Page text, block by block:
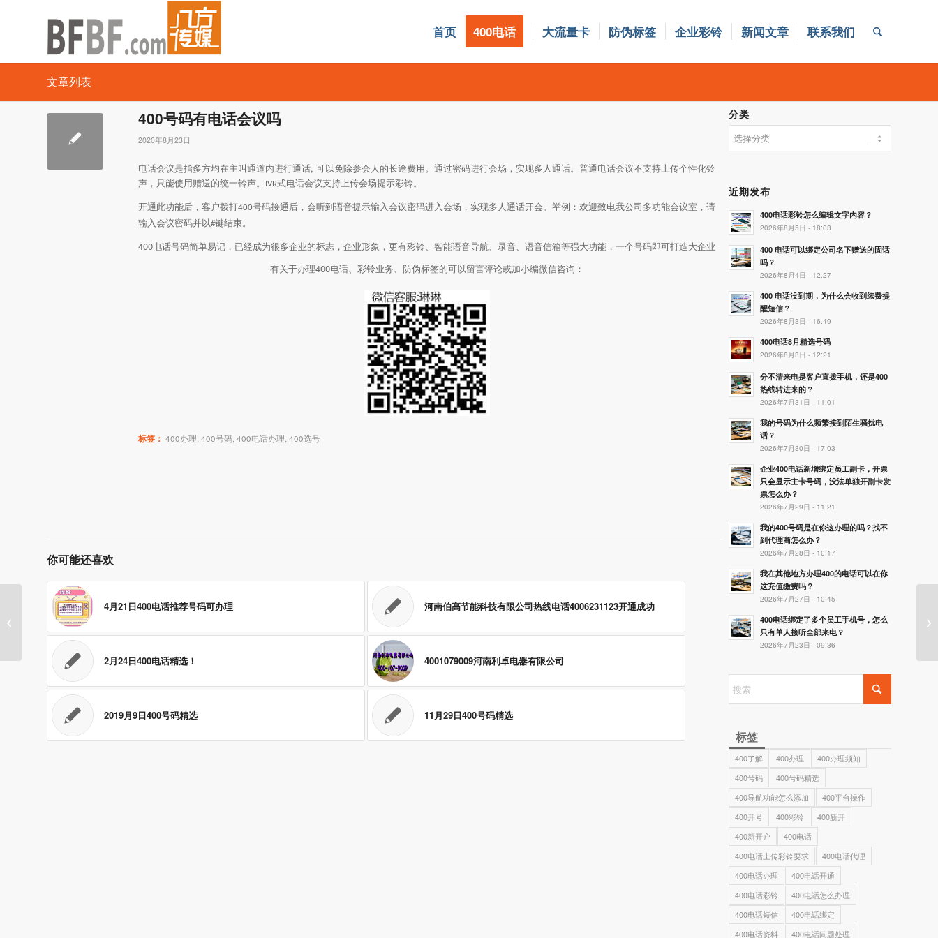
首页 400电话 大流量卡 防伪标签 企业彩铃 新闻文章 联系我们
文章列表
400号码有电话会议吗
2020年8月23日
电话会议是指多方均在主叫通道内进行通话, 可以免除参会人的长途费用。通过密码进行会场，实现多人通话。普通电话会议不支持上传个性化铃
声，只能使用赠送的统一铃声。
IVR式电话会议支持上传会场提示彩铃。
开通此功能后，客户拨打400号码接通后，会听到语音提示输入会议密码进入会场，实现多人通话开会。举例：欢迎致电我公司多功能会议室，请
输入会议密码并以#键结束。
400电话号码简单易记，已经成为很多企业的标志，企业形象，更有彩铃、智能语音导航、录音、语音信箱等强大功能，一个号码即可打造大企业
有关于办理400电话、彩铃业务、防伪标签的可以留言评论或加小编微信咨询：
标签： 400办理,400号码,400电话办理,400选号
你可能还喜欢
4月21日400电话推荐号码可办理 河南伯高节能科技有限公司热线电话4006231123开通成功
2月24日400电话精选！ 4001079009河南利卓电器有限公司
2019月9日400号码精选 11月29日400号码精选
分类
类
近期发布
400电话彩铃怎么编辑文字内容？
2026年8月5日 - 18:03
400 电话可以绑定公司名下赠送的固话
吗？
2026年8月4日 - 12:27
400 电话没到期，为什么会收到续费提
醒短信？
2026年8月3日 - 16:49
400电话8月精选号码
2026年8月3日 - 12:21
分不清来电是客户直拨手机，还是400
热线转进来的？
2026年7月31日 - 11:01
我的号码为什么频繁接到陌生骚扰电
话？
2026年7月30日 - 17:03
企业400电话新增绑定员工副卡，开票
只会显示主卡号码，没法单独开副卡发
票怎么办？
2026年7月29日 - 11:21
我的400号码是在你这办理的吗？找不
到代理商怎么办？
2026年7月28日 - 10:17
我在其他地方办理400的电话可以在你
这充值缴费吗？
2026年7月27日 - 10:45
400电话绑定了多个员工手机号，怎么
只有单人接听全部来电？
2026年7月23日 - 09:36
标签
400了解 400办理
400办理须知
400号码
400号码精选
400导航功能怎么添加
400平台操作
400开号
400彩铃
400新开
400新开户
400电话
400电话上传彩铃要求
400电话代理
400电话办理
400电话开通
400电话彩铃
400电话怎么办理
400电话短信
400电话绑定
400电话资料
400电话问题处理
400电话进行实名制有哪些好处呢?